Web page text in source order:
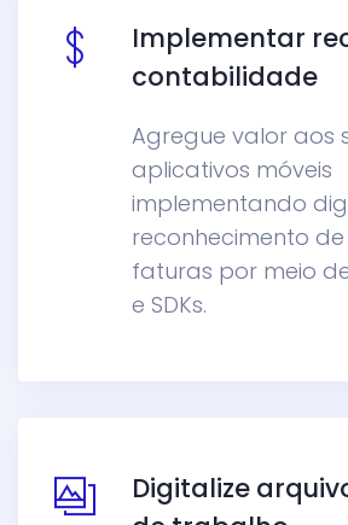
Implementar
contabilidade
Agregue valor aos
aplicativos móveis
implementando
reconhecimento
faturas por meio
e SDKs.
Digitalize